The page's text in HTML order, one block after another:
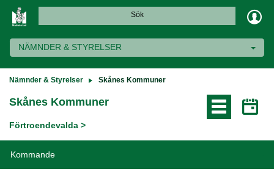
Sök
NÄMNDER & STYRELSER
Nämnder & Styrelser Skånes Kommuner
Skånes Kommuner
Förtroendevalda >
Kommande